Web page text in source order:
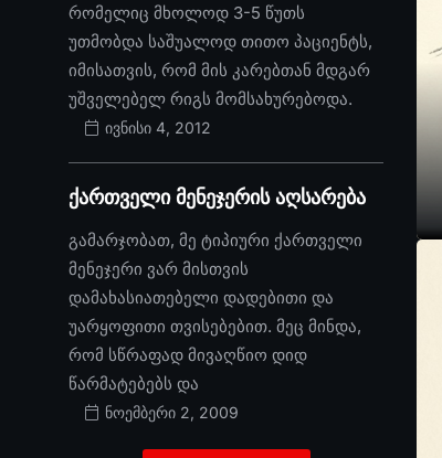
რომელიც მხოლოდ 3-5 წუთს
უთმობდა საშუალოდ თითო პაციენტს,
იმისათვის, რომ მის კარებთან მდგარ
უშველებელ რიგს მომსახურებოდა.
ივნისი 4, 2012
ქართველი მენეჯერის აღსარება
გამარჯობათ, მე ტიპიური ქართველი
მენეჯერი ვარ მისთვის
დამახასიათებელი დადებითი და
უარყოფითი თვისებებით. მეც მინდა,
რომ სწრაფად მივაღწიო დიდ
წარმატებებს და
ნოემბერი 2, 2009